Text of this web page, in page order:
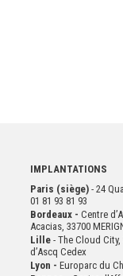
IMPLANTATIONS
Paris (siège) - 24
01 81 93 81 93
Bordeaux - Centre
Acacias, 33700
Lille- The Cloud City,
d’Ascq Cedex
Lyon - Europarc du